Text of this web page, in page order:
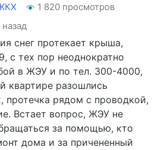
1 820 просмотров
снег протекает крыша,
с тех пор неоднократно
в ЖЭУ и по тел. 300-4000,
квартире разошлись
протечка рядом с проводкой,
Встает вопрос, ЖЭУ не
за помощью, кто
дома и за причененный